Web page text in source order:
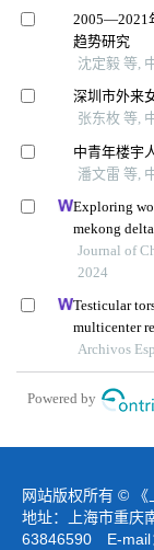
2005—2021
趋势研究
沈定毅 等,
深圳市外来
张东枚 等,
中青年楼宇
潘文雷 等,
Exploring
mekong
squares
Journal of
2024
Testicular
multicenter
Archivos
Powered by
网站版权所有 © 《
地址：上海市重
63846590 E-mail